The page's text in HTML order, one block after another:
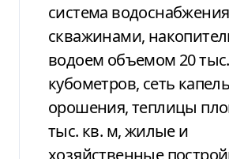
система
скважинами,
водоем объемом 20 тыс.
кубометров, сеть
орошения, теплицы
тыс. кв. м, жилые и
хозяйственные